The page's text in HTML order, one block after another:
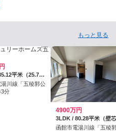
もっと見る
3LDK / 85.12平米（25.74坪）（登記）
川線「五稜郭公
3分
4900万円
3LDK / 80.28平米（壁
函館市電湯川線「五稜